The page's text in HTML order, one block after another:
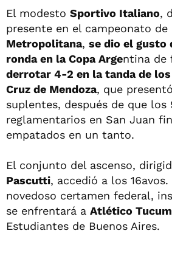
El modesto Sportivo Italiano,
presente en el campeonato de
Metropolitana, se dio el gusto
ronda en la Copa Argentina de
derrotar 4-2 en la tanda de los
Cruz de Mendoza, que
suplentes, después de que
reglamentarios en San Juan
empatados en un tanto.
El conjunto del ascenso,
Pascutti, accedió a los
novedoso certamen federal,
se enfrentará a Atlético
Estudiantes de Buenos Aires.